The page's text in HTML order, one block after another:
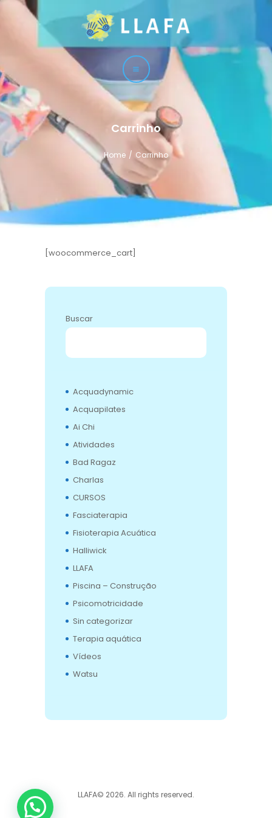
Carrinho
Home Carrinho
LLAFA
Liga Latinoamericana de Fisioterapia Acuática
LIGA
CURSOS
TÉCNICAS
SERVICIO
CONTACTO
[woocommerce_cart]
Buscar
Acquadynamic
Acquapilates
Ai Chi
Atividades
Bad Ragaz
Charlas
CURSOS
Fasciaterapia
Fisioterapia Acuática
Halliwick
LLAFA
Piscina – Construção
Psicomotricidade
Sin categorizar
Terapia aquática
Vídeos
Watsu
LLAFA© 2026. All rights reserved.